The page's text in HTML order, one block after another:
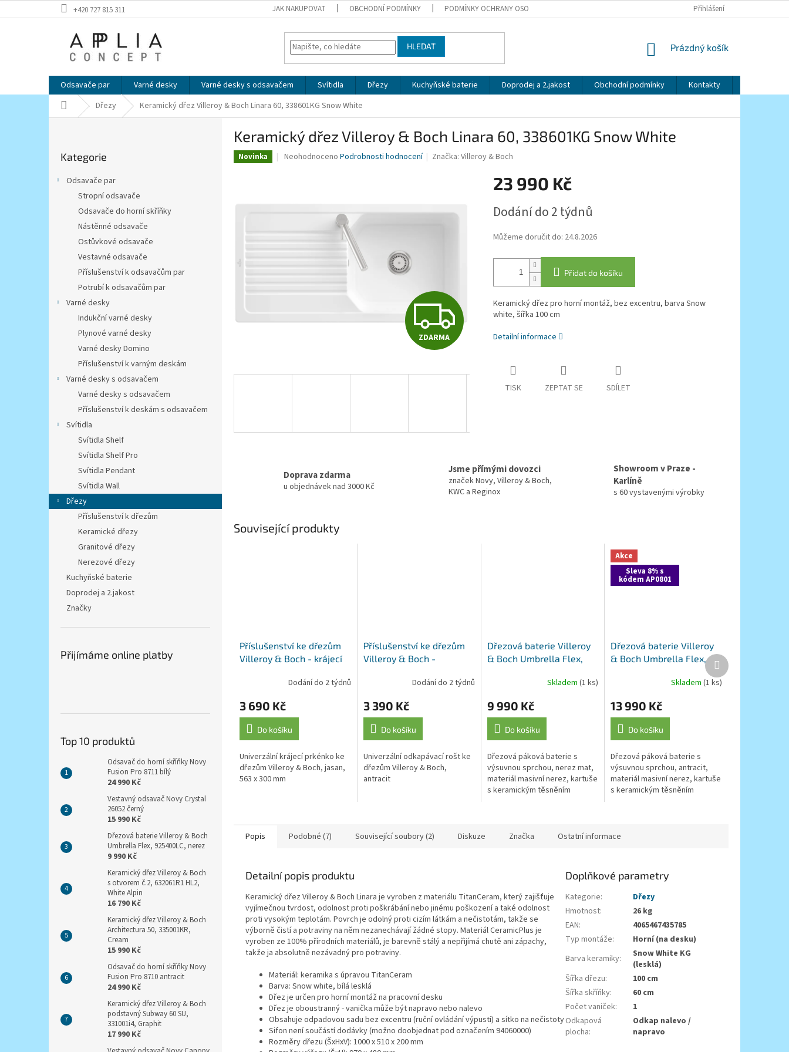
na
+420 727 815 311 JAK NAKUPOVAT OBCHODNÍ PODMÍNKY PODMÍNKY OCHRANY OSOBNÍCH ÚDAJŮ Přihlášení
HLEDAT
NÁKUPNÍ
Prázdný košík
Odsavače par Varné desky Varné desky s odsavačem Svítidla Dřezy Kuchyňské baterie Doprodej a 2.jakost Obchodní podmínky Kontakty
Domů Dřezy Keramický dřez Villeroy & Boch Linara 60, 338601KG Snow White
kategorie
Kategorie
Odsavače par
Stropní odsavače
Odsavače do horní skříňky
Nástěnné odsavače
Ostůvkové odsavače
Vestavné odsavače
Příslušenství k odsavačům par
Potrubí k odsavačům par
Varné desky
Indukční varné desky
Plynové varné desky
Varné desky Domino
Příslušenství k varným deskám
Varné desky s odsavačem
Varné desky s odsavačem
Příslušenství k deskám s odsavačem
Svítidla
Svítidla Shelf
Svítidla Shelf Pro
Svítidla Pendant
Svítidla Wall
Dřezy
Příslušenství k dřezům
Keramické dřezy
Granitové dřezy
Nerezové dřezy
Kuchyňské baterie
Doprodej a 2.jakost
Značky
Přijímáme online platby
Top 10 produktů
Odsavač do horní skříňky Novy
Fusion Pro 8711 bílý
24 990 Kč
Vestavný odsavač Novy Crystal
26052 černý
15 990 Kč
Dřezová baterie Villeroy & Boch
Umbrella Flex, 925400LC, nerez
9 990 Kč
Keramický dřez Villeroy & Boch
s otvorem č.2, 632061R1 HL2,
White Alpin
16 790 Kč
Keramický dřez Villeroy & Boch
Architectura 50, 335001KR,
Cream
15 990 Kč
Odsavač do horní skříňky Novy
Fusion Pro 8710 antracit
24 990 Kč
Keramický dřez Villeroy & Boch
podstavný Subway 60 SU,
331001i4, Graphit
17 990 Kč
Keramický dřez Villeroy & Boch Linara 60, 338601KG Snow White
Novinka
Průměrné
hvězdiček.
Neohodnoceno Podrobnosti hodnocení Značka:Villeroy & Boch
Z
D
R
M
ZDARMA
23 990 Kč
cena:
Dodání do 2 týdnů
Můžeme doručit do: 24.8.2026
Přidat do košíku
Keramický dřez pro horní montáž, bez excentru, barva Snow
white, šířka 100 cm
Detailní informace
TISK ZEPTAT SE SDÍLET
Doprava zdarma
u objednávek nad 3000 Kč
Jsme přímými dovozci
značek Novy, Villeroy & Boch,
KWC a Reginox
Showroom v Praze -
Karlíně
s 60 vystavenými výrobky
Související produkty
Příslušenství ke dřezům
Villeroy & Boch - krájecí
Dodání do 2 týdnů
3 690 Kč
Do košíku
Univerzální krájecí prkénko ke
dřezům Villeroy & Boch, jasan,
563 x 300 mm
Příslušenství ke dřezům
Villeroy & Boch -
9K130005, antracitDodání do 2 týdnů
3 390 Kč
Do košíku
Univerzální odkapávací rošt ke
dřezům Villeroy & Boch,
antracit
Dřezová baterie Villeroy
& Boch Umbrella Flex,
Skladem(1 ks)
9 990 Kč
Do košíku
Dřezová páková baterie s
výsuvnou sprchou, nerez mat,
materiál masivní nerez, kartuše
s keramickým těsněním
Akce
Sleva 8% s
kódem AP0801
Dřezová baterie Villeroy
& Boch Umbrella Flex,
Skladem (1 ks)
13 990 Kč
Do košíku
Dřezová páková baterie s
výsuvnou sprchou, antracit,
materiál masivní nerez, kartuše
s keramickým těsněním
Další
produkt
Popis Podobné (7) Související soubory (2) Diskuze Značka Ostatní informace
Detailní popis produktu
Keramický dřez Villeroy & Boch Linara je vyroben z materiálu TitanCeram, který zajišťuje
vyjímečnou tvrdost, odolnost proti poškrábání nebo jinému poškození a také odolnost
proti vysokým teplotám. Povrch je odolný proti cizím látkám a nečistotám, takže se
výborně čistí a potraviny na něm nezanechávají žádné stopy. Materiál CeramicPlus je
vyroben ze 100% přírodních materiálů, je barevně stálý a nepřijímá chutě ani zápachy,
takže ja absolutně nezávadný pro potraviny.
Materiál: keramika s úpravou TitanCeram
Barva: Snow white, bílá lesklá
Dřez je určen pro horní montáž na pracovní desku
Dřez je oboustranný - vanička může být napravo nebo nalevo
Obsahuje odpadovou sadu bez excentru (ruční ovládání výpusti) a sítko na nečistoty
Sifon není součástí dodávky (možno doobjednat pod označením 94060000)
Rozměry dřezu (ŠxHxV): 1000 x 510 x 200 mm
Doplňkové parametry
Kategorie:
Dřezy
Hmotnost:
26 kg
EAN:
4065467435785
Typ montáže:
Horní (na desku)
Barva keramiky:
Snow White KG
(lesklá)
Šířka dřezu:
100 cm
Šířka skříňky:
60 cm
Počet vaniček:
1
Odkapová
plocha:
Odkap nalevo /
napravo